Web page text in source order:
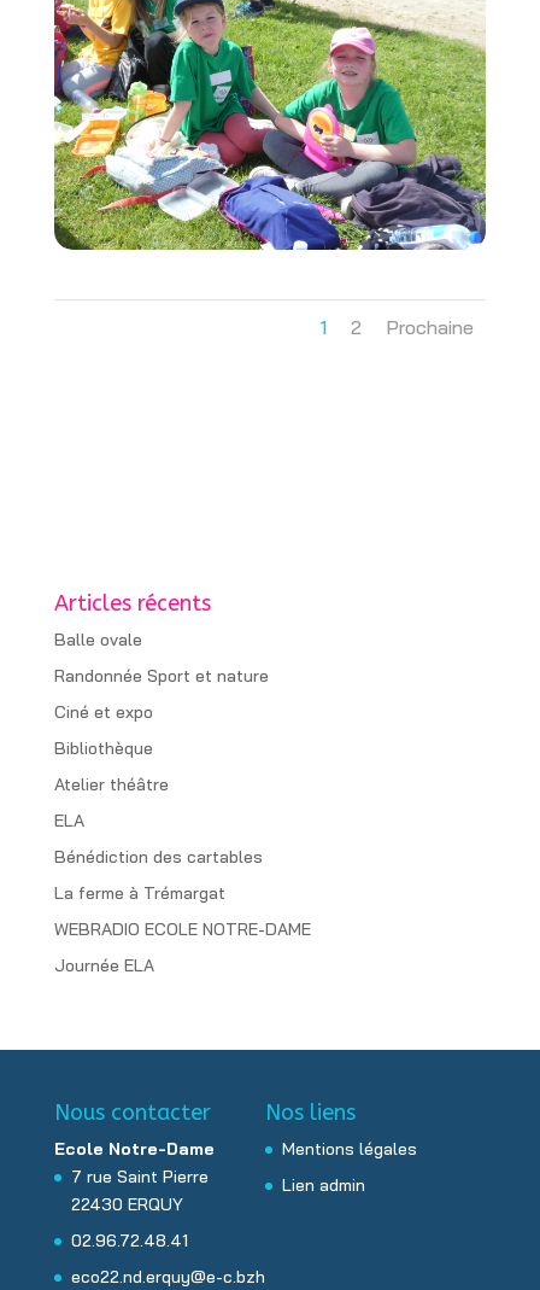
1 2 Prochaine
Articles récents
Balle ovale
Randonnée Sport et nature
Ciné et expo
Bibliothèque
Atelier théâtre
ELA
Bénédiction des cartables
La ferme à Trémargat
WEBRADIO ECOLE NOTRE-DAME
Journée ELA
Nous contacter
Ecole Notre-Dame
7 rue Saint Pierre
22430 ERQUY
02.96.72.48.41
eco22.nd.erquy@e-c.bzh
Nos liens
Mentions légales
Lien admin